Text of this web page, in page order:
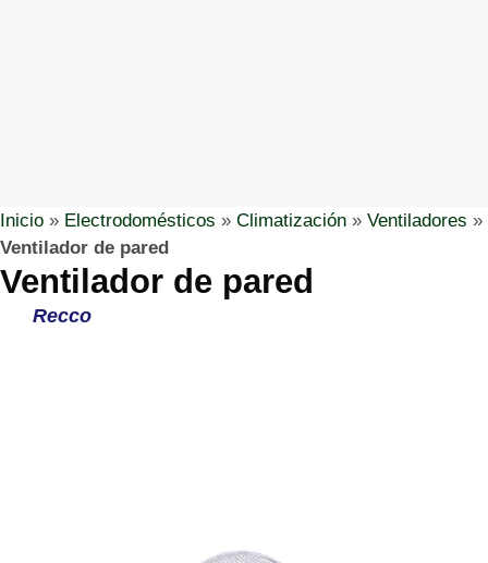
Inicio » Electrodomésticos » Climatización » Ventiladores »
Ventilador de pared
Ventilador de pared
Recco